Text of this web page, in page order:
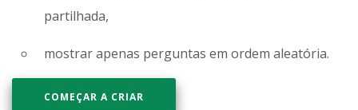
partilhada,
mostrar apenas perguntas em ordem aleatória.
COMEÇAR A CRIAR